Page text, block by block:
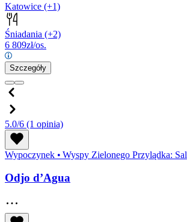
Katowice (+1)
Śniadania (+2)
6 809zł/os.
Szczegóły
5.0/6 (1 opinia)
Wypoczynek • Wyspy Zielonego Przylądka: Sal
Odjo d’Agua